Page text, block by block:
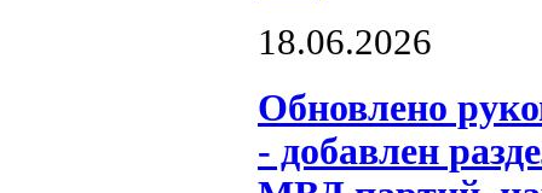
18.06.2026
Обновлено
- добавлен